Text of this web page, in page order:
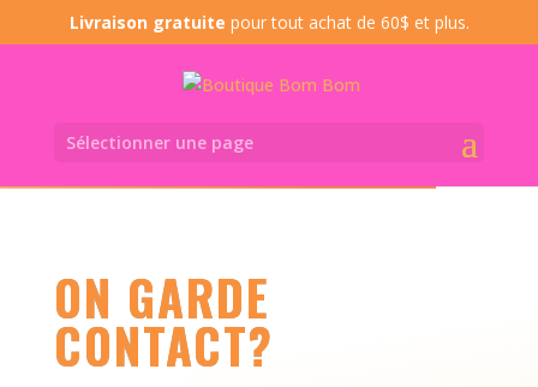
Livraison gratuite pour tout achat de 60$ et plus.
Sélectionner une page
ON GARDE
CONTACT?